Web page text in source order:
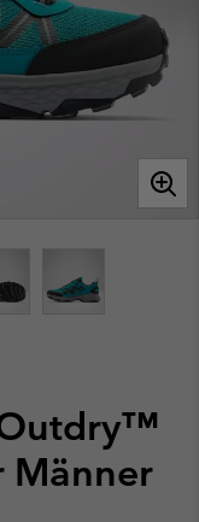
Männer